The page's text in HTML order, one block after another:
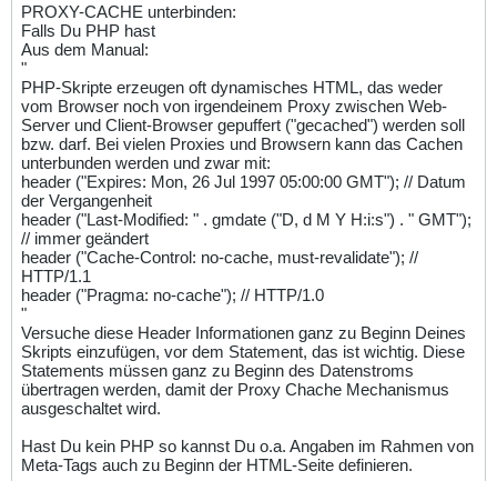
PROXY-CACHE unterbinden:
Falls Du PHP hast
Aus dem Manual:
"
PHP-Skripte erzeugen oft dynamisches HTML, das weder
vom Browser noch von irgendeinem Proxy zwischen Web-
Server und Client-Browser gepuffert ("gecached") werden soll
bzw. darf. Bei vielen Proxies und Browsern kann das Cachen
unterbunden werden und zwar mit:
header ("Expires: Mon, 26 Jul 1997 05:00:00 GMT"); // Datum
der Vergangenheit
header ("Last-Modified: " . gmdate ("D, d M Y H:i:s") . " GMT");
// immer geändert
header ("Cache-Control: no-cache, must-revalidate"); //
HTTP/1.1
header ("Pragma: no-cache"); // HTTP/1.0
"
Versuche diese Header Informationen ganz zu Beginn Deines
Skripts einzufügen, vor dem Statement, das ist wichtig. Diese
Statements müssen ganz zu Beginn des Datenstroms
übertragen werden, damit der Proxy Chache Mechanismus
ausgeschaltet wird.
Hast Du kein PHP so kannst Du o.a. Angaben im Rahmen von
Meta-Tags auch zu Beginn der HTML-Seite definieren.